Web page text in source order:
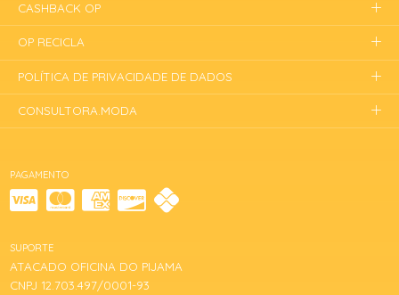
PAGAMENTO
SUPORTE
ATACADO OFICINA DO PIJAMA
CNPJ 12.703.497/0001-93
CASHBACK OP
OP RECICLA
POLÍTICA DE PRIVACIDADE DE DADOS
CONSULTORA.MODA